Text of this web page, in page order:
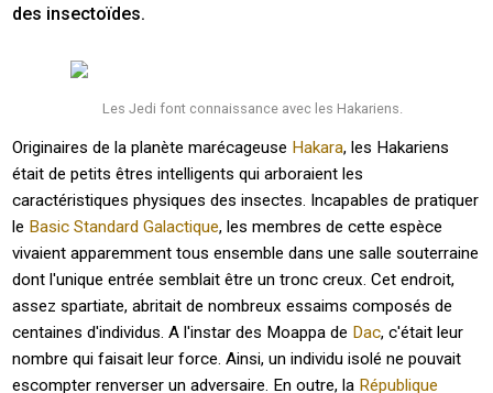
des insectoïdes.
Les Jedi font connaissance avec les Hakariens.
Originaires de la planète marécageuse Hakara, les Hakariens
était de petits êtres intelligents qui arboraient les
caractéristiques physiques des insectes. Incapables de pratiquer
le Basic Standard Galactique, les membres de cette espèce
vivaient apparemment tous ensemble dans une salle souterraine
dont l'unique entrée semblait être un tronc creux. Cet endroit,
assez spartiate, abritait de nombreux essaims composés de
centaines d'individus. A l'instar des Moappa de Dac, c'était leur
nombre qui faisait leur force. Ainsi, un individu isolé ne pouvait
escompter renverser un adversaire. En outre, la République